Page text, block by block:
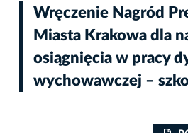
Wręczenie Nagród
Miasta Krakowa dla
osiągnięcia w pracy
wychowawczej –